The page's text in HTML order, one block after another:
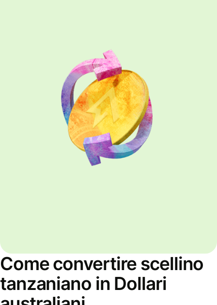
Come convertire scellino
tanzaniano in Dollari